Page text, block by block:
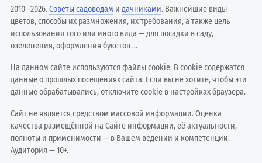
2010—2026.Советы садоводам идачниками. Важнейшие виды
цветов, способы их размножения, их требования, а также цель
использования того или иного вида — для посадки в саду,
озеленения, оформления букетов ...
На данном сайте используются файлы cookie. В cookie содержатся
данные о прошлых посещениях сайта. Если вы не хотите, чтобы эти
данные обрабатывались, отключите cookie в настройках браузера.
Сайт не является средством массовой информации. Оценка
качества размещённой на Сайте информации, её актуальности,
полноты и применимости — в Вашем ведении и компетенции.
Аудитория — 10+.